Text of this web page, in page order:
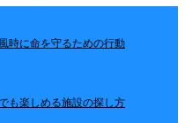
時に命を守るための行動
も楽しめる施設の探し方